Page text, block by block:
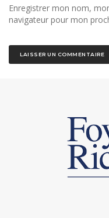
Enregistrer mon nom,
navigateur pour mon